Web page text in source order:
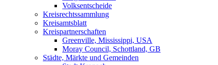
Volksentscheide
Kreisrechtssammlung
Kreisamtsblatt
Kreispartnerschaften
Greenville, Mississippi, USA
Moray Council, Schottland, GB
Städte, Märkte und Gemeinden